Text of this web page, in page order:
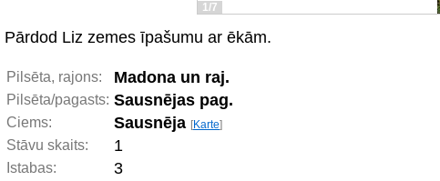
1/7
Pārdod Liz zemes īpašumu ar ēkām.
Pilsēta, rajons: Madona un raj.
Pilsēta/pagasts: Sausnējas pag.
Ciems: Sausnēja [Karte]
Stāvu skaits: 1
Istabas: 3